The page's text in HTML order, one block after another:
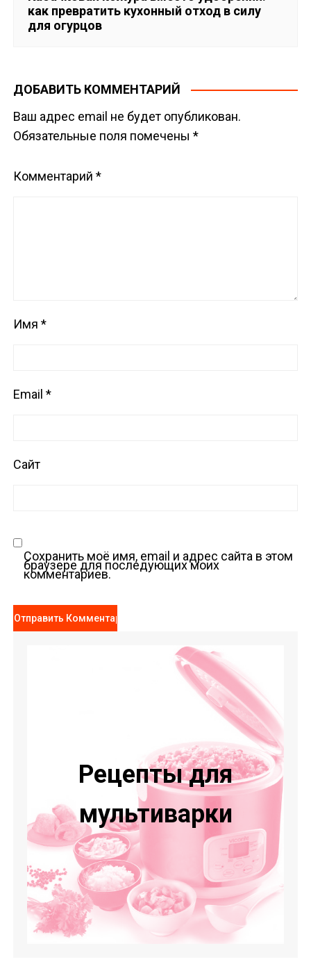
как превратить кухонный отход в силу
для огурцов
ДОБАВИТЬ КОММЕНТАРИЙ
Ваш адрес email не будет опубликован.
Обязательные поля помечены*
Комментарий*
Имя*
Email*
Сайт
Сохранить моё имя, email и адрес сайта в этом
браузере для последующих моих
комментариев.
Рецепты для
мультиварки